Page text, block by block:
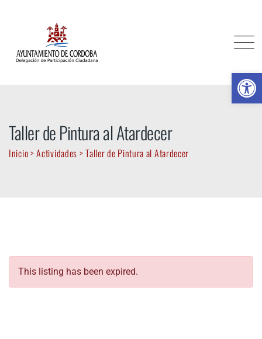
Taller de Pintura al Atardecer
Inicio>Actividades >Taller de Pintura al Atardecer
This listing has been expired.